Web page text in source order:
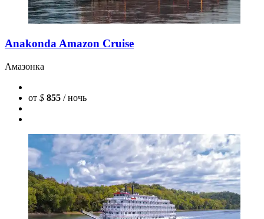
Anakonda Amazon Cruise
Амазонка
от $ 855 / ночь